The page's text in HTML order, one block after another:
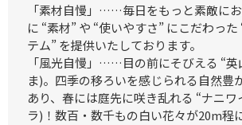
「素材自慢」……毎日をもっと素敵に
に “素材” や “使いやすさ” にこだわっ
テム” を提供いたしております。
「風光自慢」……目の前にそびえる “英
ま)。四季の移ろいを感じられる自然豊
あり、春には庭先に咲き乱れる “ナニ
ラ)！数百・数千もの白い花々が20m程